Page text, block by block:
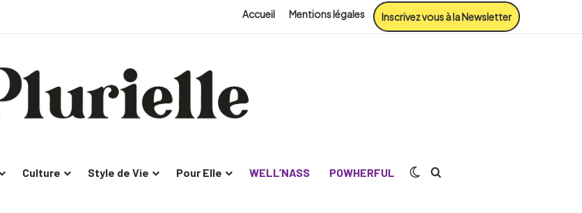
Accueil Mentions légales Inscrivez vous à la Newsletter
Culture Style de Vie Pour Elle WELL’NASS POWHERFUL Switch skin